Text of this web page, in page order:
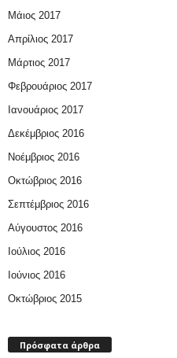
Μάιος 2017
Απρίλιος 2017
Μάρτιος 2017
Φεβρουάριος 2017
Ιανουάριος 2017
Δεκέμβριος 2016
Νοέμβριος 2016
Οκτώβριος 2016
Σεπτέμβριος 2016
Αύγουστος 2016
Ιούλιος 2016
Ιούνιος 2016
Οκτώβριος 2015
Πρόσφατα άρθρα